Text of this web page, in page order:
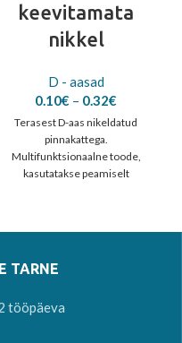
keevitamata
nikkel
D - aasad
0.10€ – 0.32€
range:
through
0.32€
Terasest D-aas nikeldatud
pinnakattega.
Multifunktsionaalne toode,
kasutatakse peamiselt
TARNE
tööpäeva